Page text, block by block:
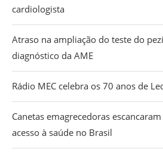
cardiologista
Atraso na ampliação do teste do
diagnóstico da AME
Rádio MEC celebra os 70 anos de
Canetas emagrecedoras
acesso à saúde no Brasil